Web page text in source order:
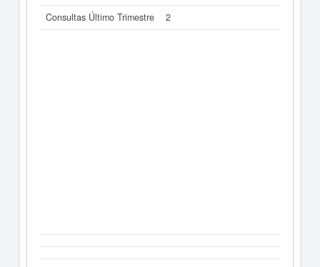
Consultas Último Trimestre
2